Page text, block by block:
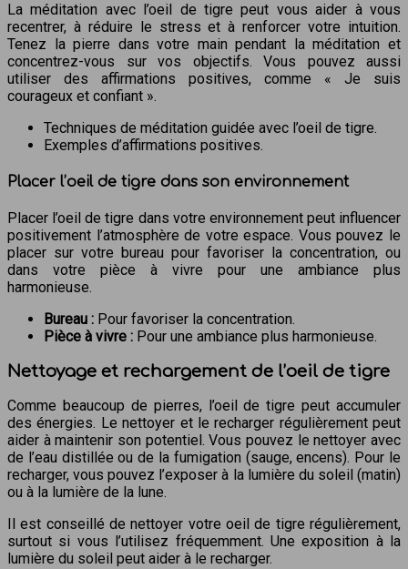
La méditation avec l’oeil de tigre peut vous aider à vous
recentrer, à réduire le stress et à renforcer votre intuition.
Tenez la pierre dans votre main pendant la méditation et
concentrez-vous sur vos objectifs. Vous pouvez aussi
utiliser des affirmations positives, comme « Je suis
courageux et confiant ».
Techniques de méditation guidée avec l’oeil de tigre.
Exemples d’affirmations positives.
Placer l’oeil de tigre dans son environnement
Placer l’oeil de tigre dans votre environnement peut influencer
positivement l’atmosphère de votre espace. Vous pouvez le
placer sur votre bureau pour favoriser la concentration, ou
dans votre pièce à vivre pour une ambiance plus
harmonieuse.
Bureau : Pour favoriser la concentration.
Pièce à vivre : Pour une ambiance plus harmonieuse.
Nettoyage et rechargement de l’oeil de tigre
Comme beaucoup de pierres, l’oeil de tigre peut accumuler
des énergies. Le nettoyer et le recharger régulièrement peut
aider à maintenir son potentiel. Vous pouvez le nettoyer avec
de l’eau distillée ou de la fumigation (sauge, encens). Pour le
recharger, vous pouvez l’exposer à la lumière du soleil (matin)
ou à la lumière de la lune.
Il est conseillé de nettoyer votre oeil de tigre régulièrement,
surtout si vous l’utilisez fréquemment. Une exposition à la
lumière du soleil peut aider à le recharger.